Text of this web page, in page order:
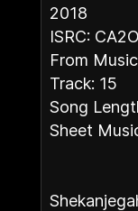
2018
ISRC:
From
Track: 15
Song
Sheet